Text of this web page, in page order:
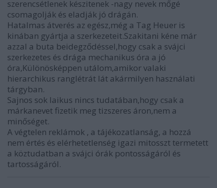
szerencsétlenek készitenek -nagy nevek mőgé
csomagolják és eladják jó drágán.
Hatalmas átverés az egész,még a Tag Heuer is
kinában gyártja a szerkezeteit.Szakitani kéne már
azzal a buta beidegződéssel,hogy csak a svájci
szerkezetes és drága mechanikus óra a jó
óra,Különösképpen utálom,amikor valaki
hierarchikus ranglétrát lát akármilyen használati
tárgyban.
Sajnos sok laikus nincs tudatában,hogy csak a
márkanevet fizetik meg tizszeres áron,nem a
minőséget.
A végtelen reklámok , a tájékozatlanság, a hozzá
nem értés és elérhetetlenség igazi mitosszt termetett
a köztudatban a svájci órák pontosságáról és
tartosságáról.